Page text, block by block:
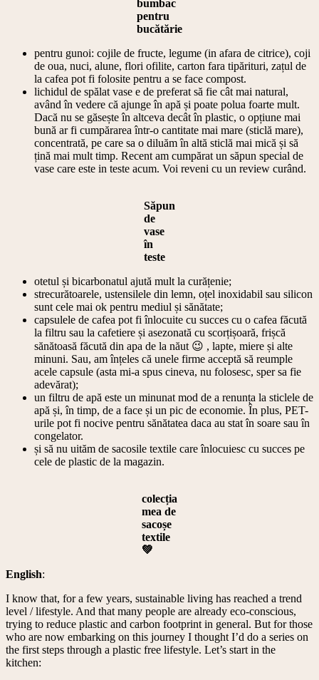
bumbac
pentru
bucătărie
‎pentru gunoi: cojile de fructe, legume (in afara de citrice), coji
de oua, nuci, alune, flori ofilite, carton fara tipărituri, zațul de
la cafea pot fi folosite pentru a se face compost.
‎lichidul de spălat vase e de preferat să fie cât mai natural,
având în vedere că ajunge în apă și poate polua foarte mult.
Dacă nu se găsește în altceva decât în plastic, o opțiune mai
bună ar fi cumpărarea într-o cantitate mai mare (sticlă mare),
concentrată, pe care sa o diluăm în altă sticlă mai mică și să
țină mai mult timp. Recent am cumpărat un săpun special de
vase care este in teste acum. Voi reveni cu un review curând.
Săpun
de
vase
în
teste
‎otetul și bicarbonatul ajută mult la curățenie;
‎strecurătoarele, ustensilele din lemn, oțel inoxidabil sau silicon
sunt cele mai ok pentru mediul și sănătate;
‎capsulele de cafea pot fi înlocuite cu succes cu o cafea făcută
la filtru sau la cafetiere și asezonată cu scorțișoară, frișcă
sănătoasă făcută din apa de la năut 😉 , lapte, miere și alte
minuni. Sau, am înțeles că unele firme acceptă să reumple
acele capsule (asta mi-a spus cineva, nu folosesc, sper sa fie
adevărat);
‎un filtru de apă este un minunat mod de a renunța la sticlele de
apă și, în timp, de a face și un pic de economie. În plus, PET-
urile pot fi nocive pentru sănătatea daca au stat în soare sau în
congelator.
și să nu uităm de sacosile textile care înlocuiesc cu succes pe
cele de plastic de la magazin.
colecția
mea de
sacoșe
textile
💚
English:
I know that, for a few years, sustainable living has reached a trend
level / lifestyle. And that many people are already eco-conscious,
trying to reduce plastic and carbon footprint in general. But for those
who are now embarking on this journey I thought I’d do a series on
the first steps through a plastic free lifestyle. Let’s start in the
kitchen: